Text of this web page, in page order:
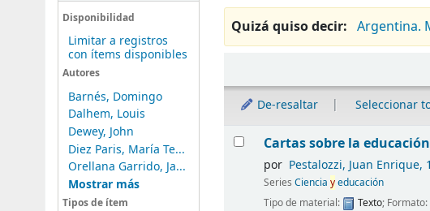
Disponibilidad
Limitar a registros
con ítems disponibles
Autores
Barnés, Domingo
Dalhem, Louis
Dewey, John
Diez Paris, María Te...
Orellana Garrido, Ja...
Mostrar más
Tipos de ítem
Quizá quiso decir: Argentina.
De-resaltar Seleccionar
Resultados
Cartas sobre la
por Pestalozzi, Juan Enrique,
SeriesCienciayeducación
Tipo de material:
Texto; Formato: